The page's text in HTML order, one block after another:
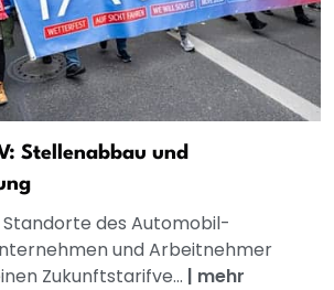
Stellenabbau und
des Automobil-
und Arbeitnehmer
Zukunftstarifve... | mehr